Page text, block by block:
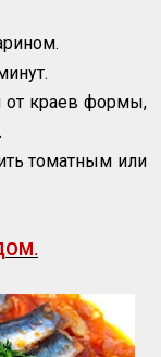
от краев формы,
томатным или